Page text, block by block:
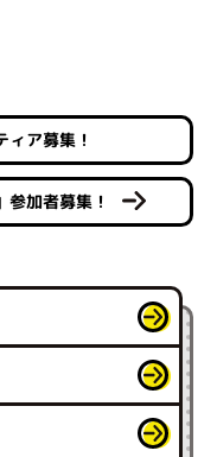
ィア募集！
加者募集！